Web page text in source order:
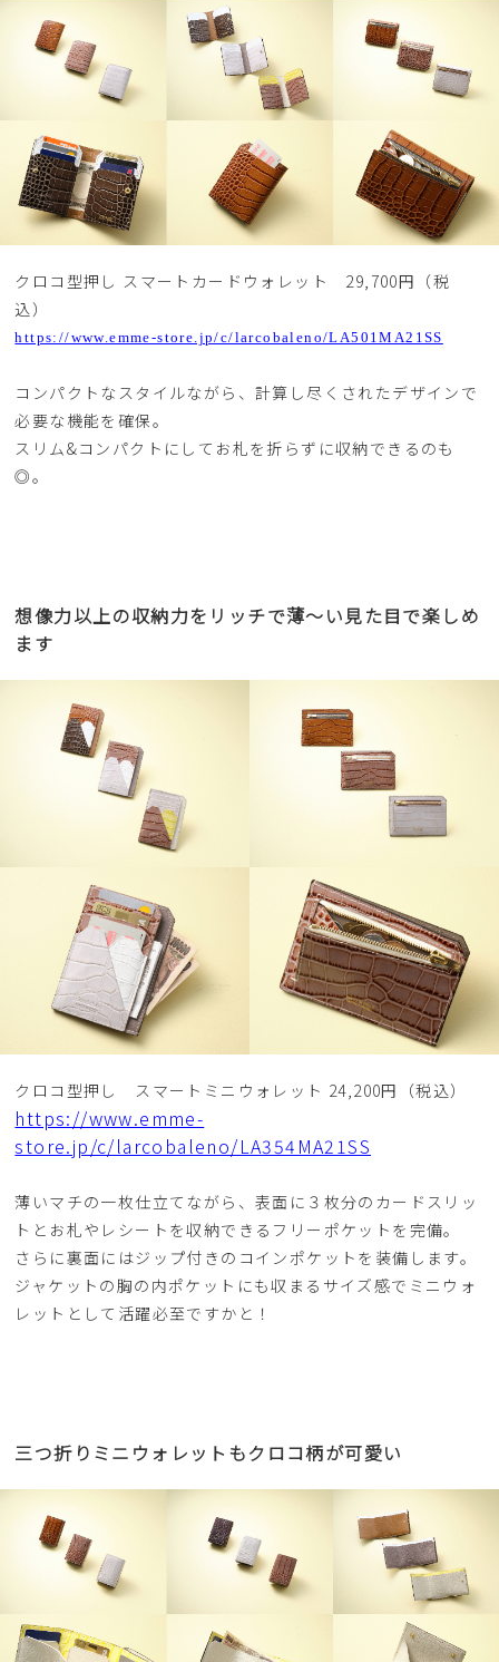
クロコ型押し スマートカードウォレット 29,700円（税
込）
https://www.emme-store.jp/c/larcobaleno/LA501MA21SS
コンパクトなスタイルながら、計算し尽くされたデザインで
必要な機能を確保。
スリム&コンパクトにしてお札を折らずに収納できるのも
◎。
想像力以上の収納力をリッチで薄〜い見た目で楽しめ
ます
クロコ型押し スマートミニウォレット 24,200円（税込）
https://www.emme-
store.jp/c/larcobaleno/LA354MA21SS
薄いマチの一枚仕立てながら、表面に３枚分のカードスリッ
トとお札やレシートを収納できるフリーポケットを完備。
さらに裏面にはジップ付きのコインポケットを装備します。
ジャケットの胸の内ポケットにも収まるサイズ感でミニウォ
レットとして活躍必至ですかと！
三つ折りミニウォレットもクロコ柄が可愛い